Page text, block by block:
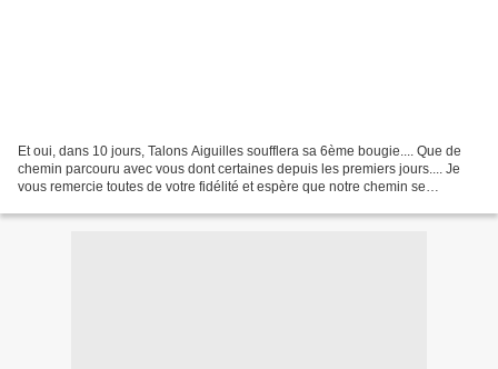
Et oui, dans 10 jours, Talons Aiguilles soufflera sa 6ème bougie.... Que de
chemin parcouru avec vous dont certaines depuis les premiers jours.... Je
vous remercie toutes de votre fidélité et espère que notre chemin se